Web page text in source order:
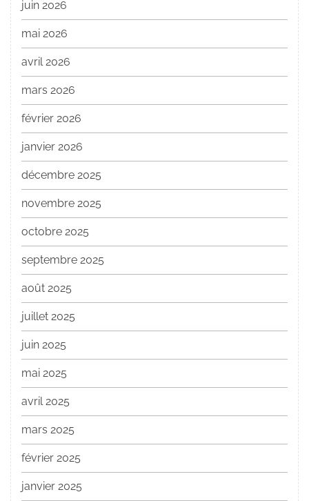
juin 2026
mai 2026
avril 2026
mars 2026
février 2026
janvier 2026
décembre 2025
novembre 2025
octobre 2025
septembre 2025
août 2025
juillet 2025
juin 2025
mai 2025
avril 2025
mars 2025
février 2025
janvier 2025